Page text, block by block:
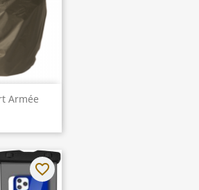
Armée
favorite_border